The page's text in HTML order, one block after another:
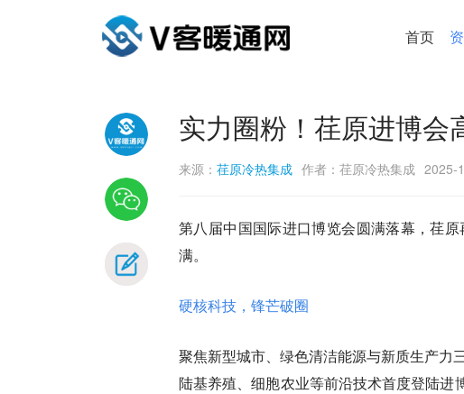
首页
实力圈粉！荏原进博会
来源： 荏原冷热集成 作者：荏原冷热集成 2025-
第八届中国国际进口博览会圆满落幕，荏
满。
硬核科技，锋芒破圈
聚焦新型城市、绿色清洁能源与新质生产力
陆基养殖、细胞农业等前沿技术首度登陆